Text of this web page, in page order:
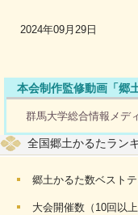
2024年09月29日
本会制作監修動画「郷
群馬大学総合情報メデ
全国郷土かるたラン
郷土かるた数ベスト
大会開催数（10回以上